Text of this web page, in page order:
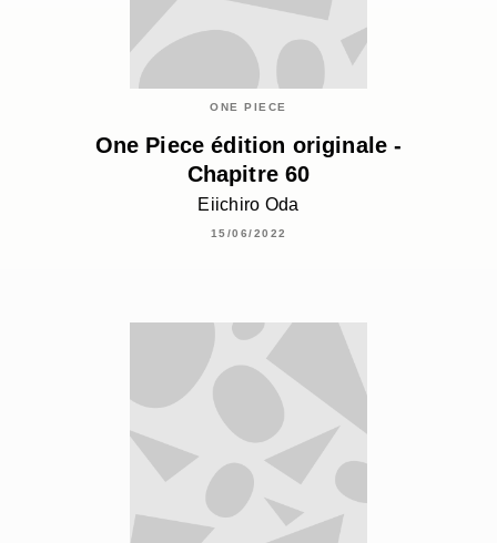
ONE PIECE
One Piece édition originale -
Chapitre 60
Eiichiro Oda
15/06/2022